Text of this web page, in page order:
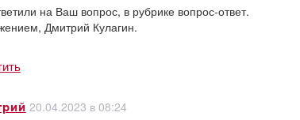
на Ваш вопрос, в рубрике вопрос-ответ.
Дмитрий Кулагин.
20.04.2023 в 08:24